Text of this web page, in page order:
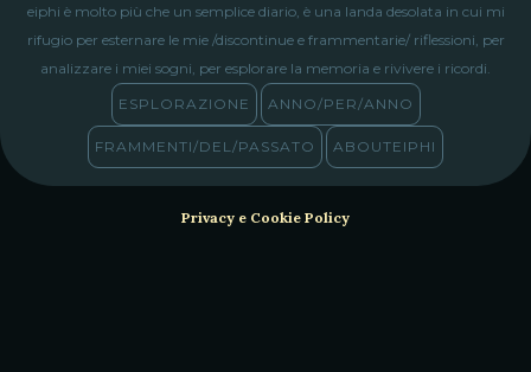
eiphi è molto più che un semplice diario, è una landa desolata in cui mi
rifugio per esternare le mie /discontinue e frammentarie/ riflessioni, per
analizzare i miei sogni, per esplorare la memoria e rivivere i ricordi.
ESPLORAZIONE
ANNO/PER/ANNO
FRAMMENTI/DEL/PASSATO ABOUTEIPHI
Privacy e Cookie Policy